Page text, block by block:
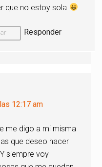
que no estoy sola
Responder
12:17 am
me digo a mi misma
que deseo hacer
siempre voy